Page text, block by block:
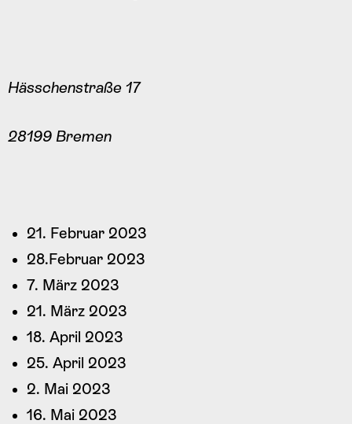
Hässchenstraße 17
28199 Bremen
21. Februar 2023
28.Februar 2023
7. März 2023
21. März 2023
18. April 2023
25. April 2023
2. Mai 2023
16. Mai 2023